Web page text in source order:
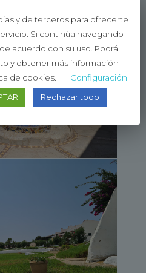
y de terceros para ofrecerte
Si continúa navegando
acuerdo con su uso. Podrá
y obtener más información
de cookies.
Configuración
Rechazar todo